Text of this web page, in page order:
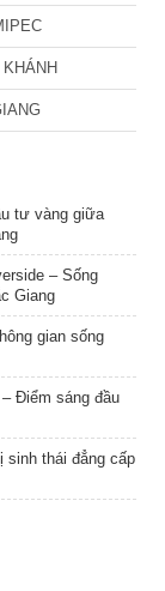
tư vàng giữa
– Sống
Giang
gian sống
Điểm sáng đầu
sinh thái đẳng cấp